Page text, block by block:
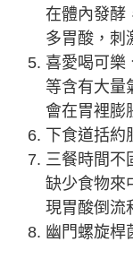
在體內發酵
多胃酸，刺
喜愛喝可樂
等含有大量
會在胃裡膨
下食道括約
三餐時間不
缺少食物來
現胃酸倒流
幽門螺旋桿